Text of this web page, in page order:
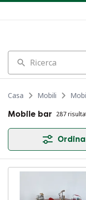
Ricerca
Casa Mobili
Mobile bar 287